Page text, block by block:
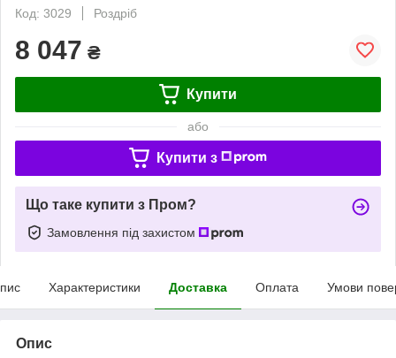
Код: 3029
Роздріб
8 047 ₴
Купити
або
Купити з
Що таке купити з Пром?
Замовлення під захистом
Характеристики Доставка Оплата Умови
Опис